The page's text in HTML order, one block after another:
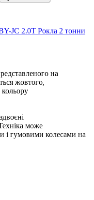
Рокла 2 тонни
на
жовтого,
здвоєні
може
і гумовими колесами на